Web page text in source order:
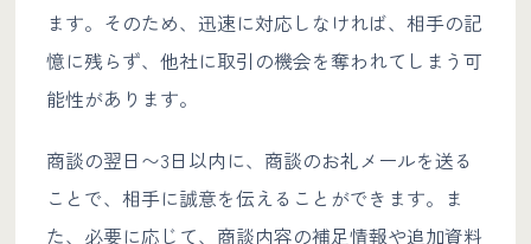
ます。そのため、迅速に対応しなければ、相手の記
憶に残らず、他社に取引の機会を奪われてしまう可
能性があります。
商談の翌日〜3日以内に、商談のお礼メールを送る
ことで、相手に誠意を伝えることができます。ま
た、必要に応じて、商談内容の補足情報や追加資料